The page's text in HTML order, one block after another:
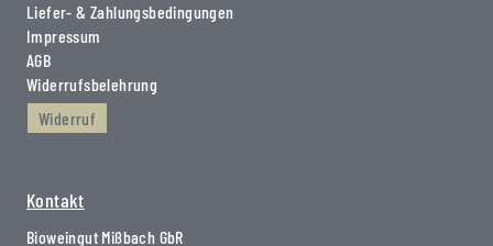
Liefer- & Zahlungsbedingungen
Impressum
AGB
Widerrufsbelehrung
Widerruf
Kontakt
Bioweingut Mißbach GbR